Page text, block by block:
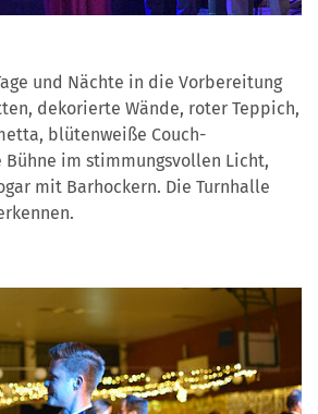
und Nächte in die Vorbereitung
dekorierte Wände, roter Teppich,
blütenweiße Couch-
Bühne im stimmungsvollen Licht,
mit Barhockern. Die Turnhalle